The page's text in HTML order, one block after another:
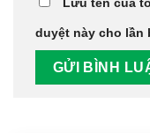
duyệt này cho lần